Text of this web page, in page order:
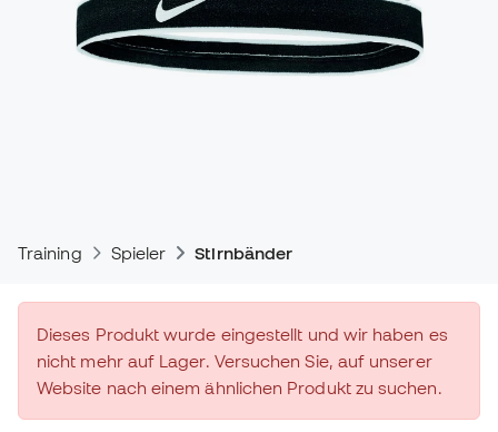
Training Spieler Stirnbänder
Dieses Produkt wurde eingestellt und wir haben es
nicht mehr auf Lager. Versuchen Sie, auf unserer
Website nach einem ähnlichen Produkt zu suchen.